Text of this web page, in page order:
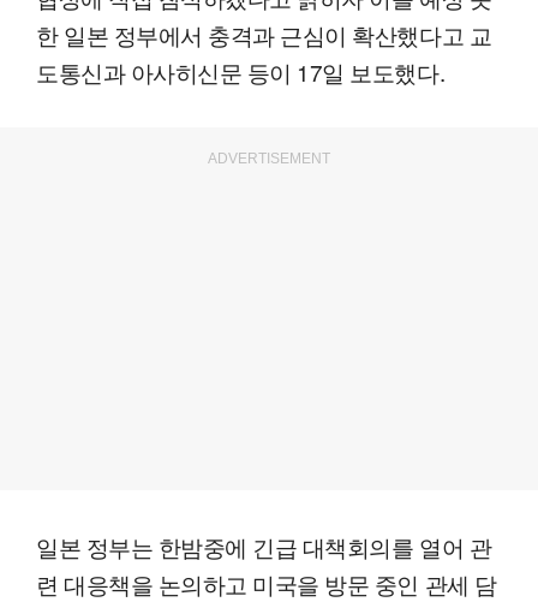
한 일본 정부에서 충격과 근심이 확산했다고 교
도통신과 아사히신문 등이 17일 보도했다.
ADVERTISEMENT
일본 정부는 한밤중에 긴급 대책회의를 열어 관
련 대응책을 논의하고 미국을 방문 중인 관세 담